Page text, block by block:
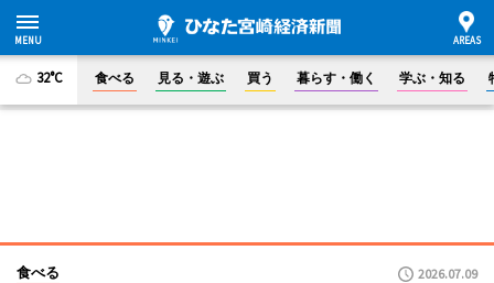
32°C 食べる 見る・遊ぶ 買う 暮らす・働く 学ぶ・知る
食べる 2026.07.09